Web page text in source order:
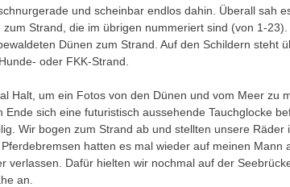
und scheinbar endlos dahin. Überall sah
Strand, die im übrigen nummeriert sind (von 1-
Dünen zum Strand. Auf den Schildern steht
oder FKK-Strand.
Halt, um ein Fotos von den Dünen und vom Meer zu
Ende sich eine futuristisch aussehende Tauchglocke
Wir bogen zum Strand ab und stellten unsere Räder
hatten es mal wieder auf meinen Mann
verlassen.
Dafür hielten wir nochmal auf der
an.